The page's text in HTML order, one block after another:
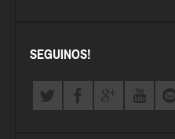
SEGUINOS!